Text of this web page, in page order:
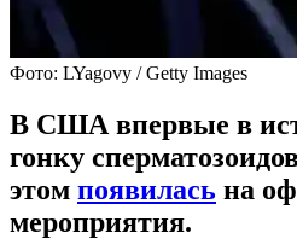
Фото: LYagovy / Getty Images
В США впервые в
гонку
этом появилась на
мероприятия.